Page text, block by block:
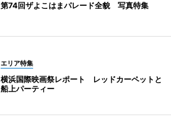
第74回ザよこはまパレード全貌 写真特集
エリア特集
横浜国際映画祭レポート レッドカーペットと
船上パーティー